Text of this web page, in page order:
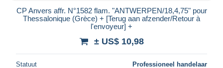
CP Anvers affr. N°1582 flam. "ANTWERPEN/18,4,75" pour
Thessalonique (Grèce) + [Terug aan afzender/Retour à
l'envoyeur] +
± US$ 10,98
Statuut Professioneel handelaar